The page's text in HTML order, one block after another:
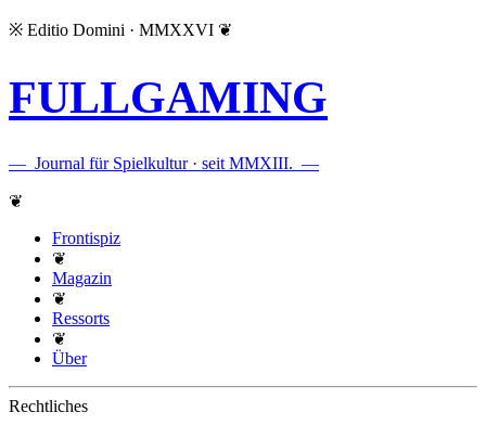
※ Editio Domini · MMXXVI ❦
FULLGAMING
— Journal für Spielkultur · seit MMXIII. —
❦
Frontispiz
❦
Magazin
❦
Ressorts
❦
Über
Rechtliches